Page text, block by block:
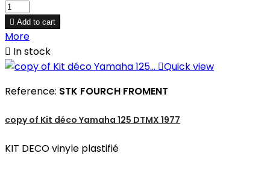
 Add to cart
More
 In stock
Quick view
Reference: STK FOURCH FROMENT
copy of Kit déco Yamaha 125 DTMX 1977
KIT DECO vinyle plastifié